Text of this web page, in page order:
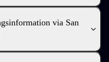
via San